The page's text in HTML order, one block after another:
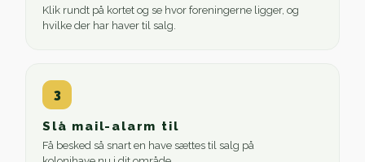
Klik rundt på kortet og se hvor foreningerne ligger, og
hvilke der har haver til salg.
3
Slå mail-alarm til
Få besked så snart en have sættes til salg på